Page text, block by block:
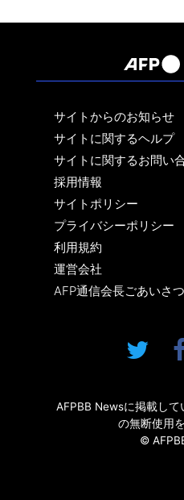
サイトからのお知らせ
サイトに関するヘルプ
サイトに関するお問い
採用情報
サイトポリシー
プライバシーポリシー
利用規約
運営会社
AFP通信会長ごあいさつ
AFPBB Newsに掲載し
の無断使用
©